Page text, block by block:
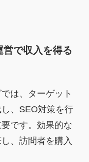
で収入を得る
は、ターゲット
、SEO対策を行
です。効果的な
、訪問者を購入